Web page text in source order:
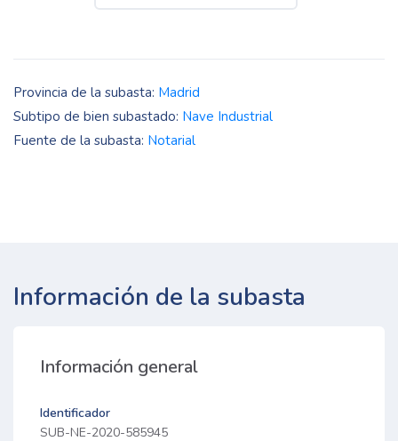
Provincia de la subasta: Madrid
Subtipo de bien subastado: Nave Industrial
Fuente de la subasta: Notarial
Información de la subasta
Información general
Identificador
SUB-NE-2020-585945